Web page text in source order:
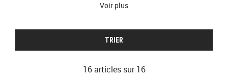
Voir plus
TRIER
16 articles sur 16